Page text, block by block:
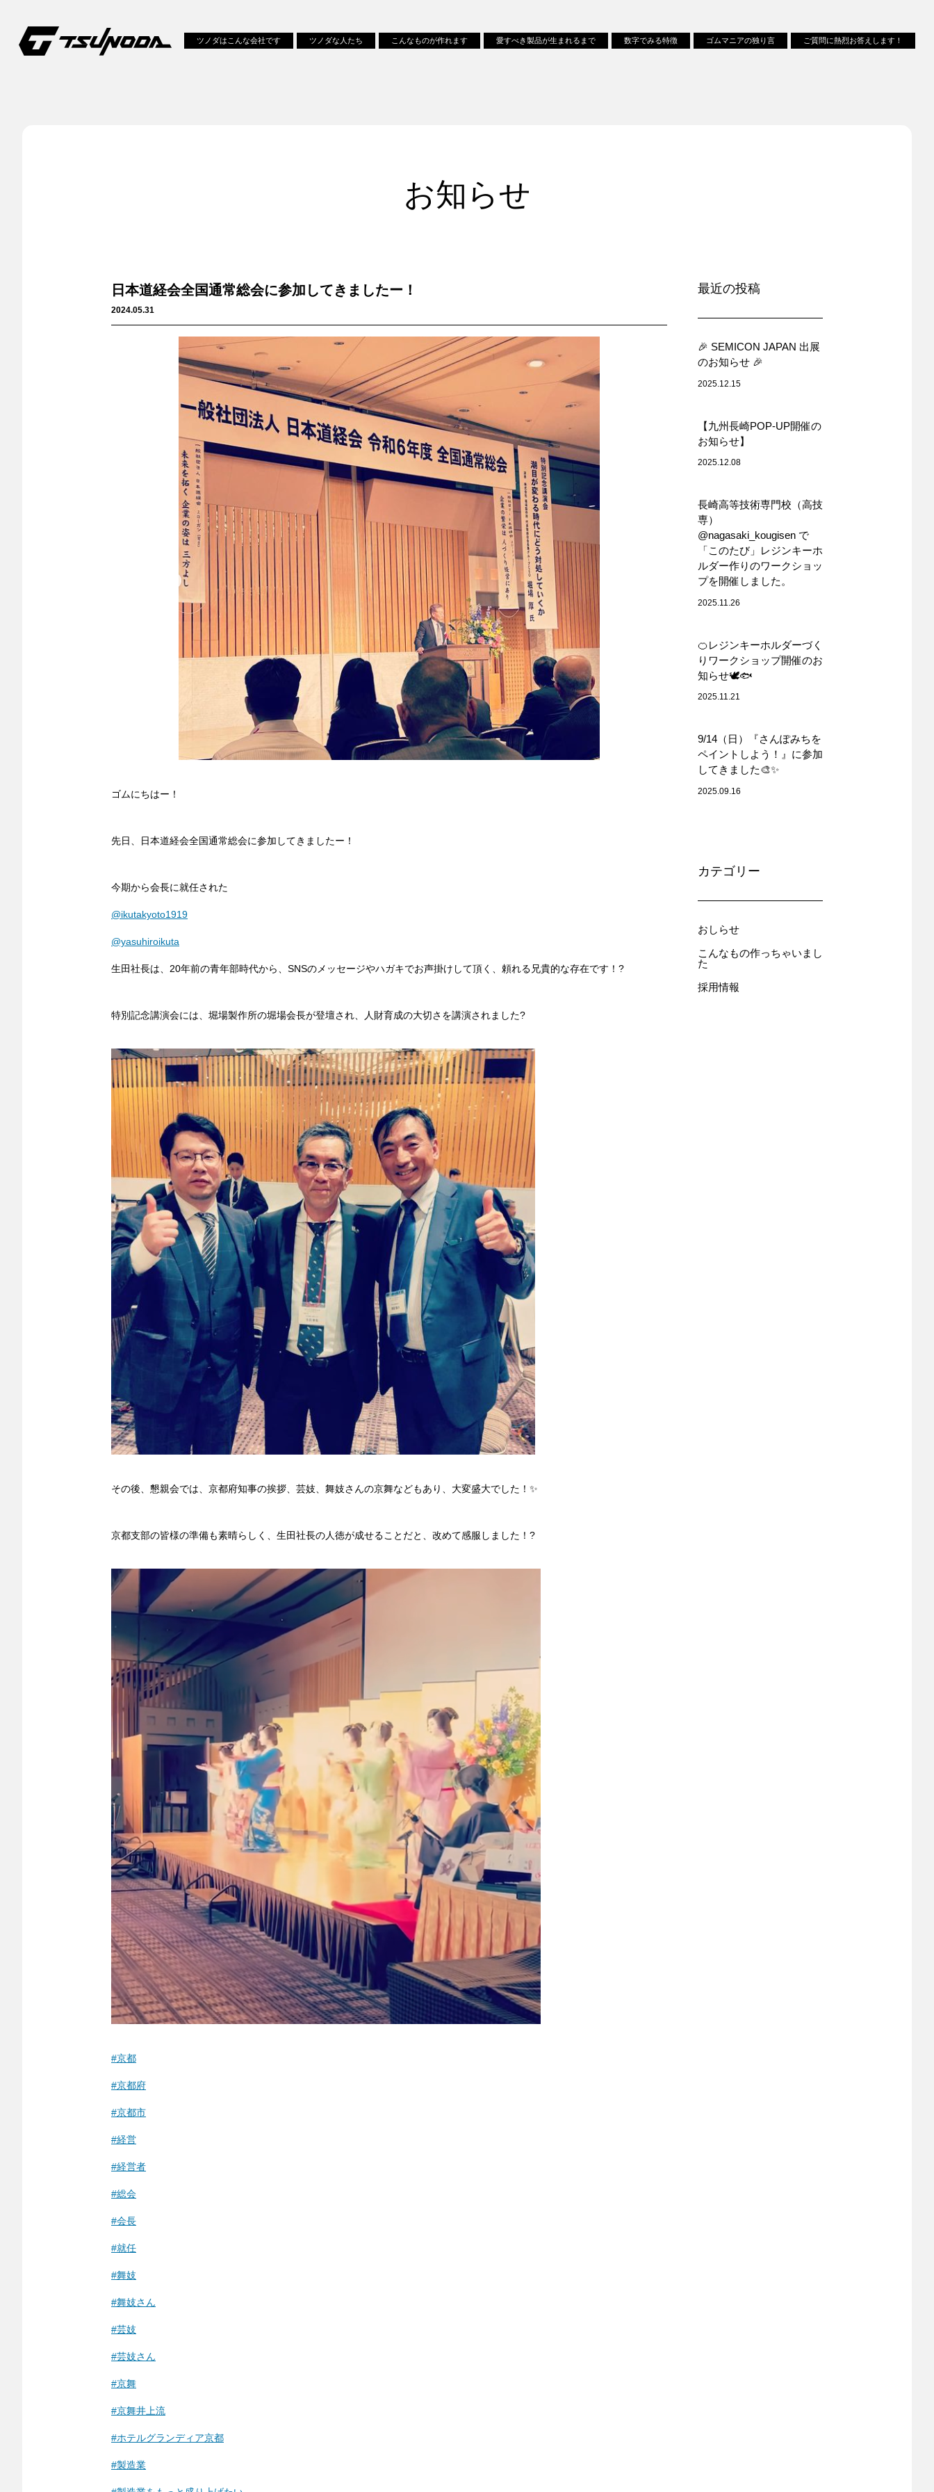
ツノダはこんな会社です ツノダな人たち こんなものが作れます 愛すべき製品が生まれるまで 数字でみる特徴 ゴムマニアの独り言 ご質問に熱烈お答えします！
お知らせ
日本道経会全国通常総会に参加してきましたー！
2024.05.31
ゴムにちはー！
先日、日本道経会全国通常総会に参加してきましたー！
今期から会長に就任された
@ikutakyoto1919
@yasuhiroikuta
生田社長は、20年前の青年部時代から、SNSのメッセージやハガキでお声掛けして頂く、頼れる兄貴的な存在です！?
特別記念講演会には、堀場製作所の堀場会長が登壇され、人財育成の大切さを講演されました?
その後、懇親会では、京都府知事の挨拶、芸妓、舞妓さんの京舞などもあり、大変盛大でした！✨
京都支部の皆様の準備も素晴らしく、生田社長の人徳が成せることだと、改めて感服しました！?
#京都
#京都府
#京都市
#経営
#経営者
#総会
#会長
#就任
#舞妓
#舞妓さん
#芸妓
#芸妓さん
#京舞
#京舞井上流
#ホテルグランディア京都
#製造業
最近の投稿
🎉 SEMICON JAPAN 出展
のお知らせ 🎉
2025.12.15
【九州長崎POP-UP開催の
お知らせ】
2025.12.08
長崎高等技術専門校（高技
専）
@nagasaki_kougisen で
「このたび」レジンキーホ
ルダー作りのワークショッ
プを開催しました。
2025.11.26
🍊レジンキーホルダーづく
りワークショップ開催のお
知らせ🕊🐟
2025.11.21
9/14（日）『さんぽみちを
ペイントしよう！』に参加
してきました🎨✨
2025.09.16
カテゴリー
おしらせ
こんなもの作っちゃいまし
た
採用情報